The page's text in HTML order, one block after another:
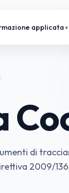
applicata
di
2009/